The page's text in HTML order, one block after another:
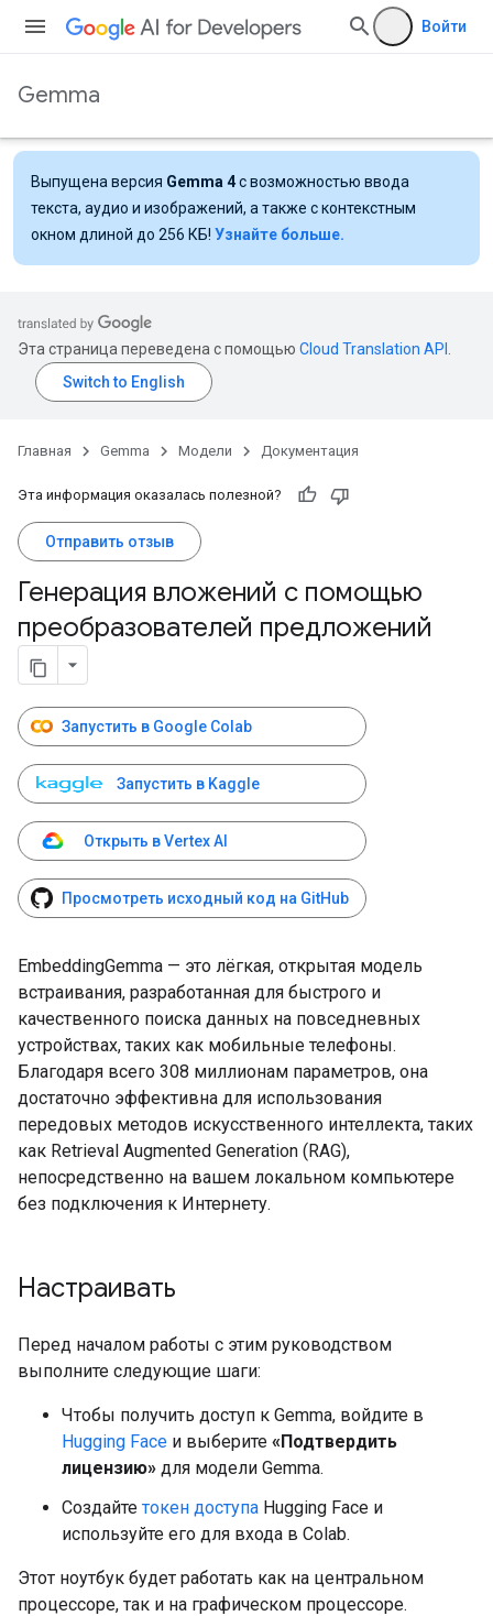
Войти
Gemma
Выпущена версия Gemma 4с возможностью ввода
текста, аудио и изображений, а также с контекстным
окном длиной до 256 КБ! Узнайте больше.
Эта страница переведена с помощью Cloud Translation API
Главная Gemma Модели Документация
Эта информация оказалась полезной?
Отправить отзыв
Генерация вложений с помощью
преобразователей предложений
Запустить в Google Colab
Запустить в Kaggle
Открыть в Vertex AI
Просмотреть исходный код на GitHub
EmbeddingGemma — это лёгкая, открытая модель
встраивания, разработанная для быстрого и
качественного поиска данных на повседневных
устройствах, таких как мобильные телефоны.
Благодаря всего 308 миллионам параметров, она
достаточно эффективна для использования
передовых методов искусственного интеллекта, таких
как Retrieval Augmented Generation (RAG),
непосредственно на вашем локальном компьютере
без подключения к Интернету.
Настраивать
Перед началом работы с этим руководством
выполните следующие шаги:
Чтобы получить доступ к Gemma, войдите в
Hugging Face и выберите «Подтвердить
лицензию» для модели Gemma.
Создайте токен доступа Hugging Face и
используйте его для входа в Colab.
Этот ноутбук будет работать как на центральном
процессоре, так и на графическом процессоре.